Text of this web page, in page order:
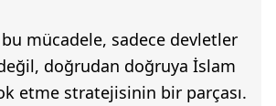
mücadele, sadece devletler
doğrudan doğruya İslam
etme stratejisinin bir parçası.